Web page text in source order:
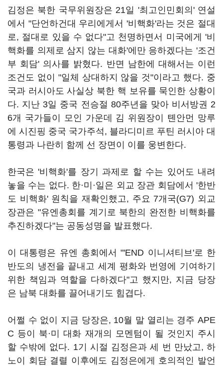
김정은 북한 국무위원장은 21일 '최고인민회의' 연설
에서 "단언하건대 우리에게서 '비핵화'라는 것은 절대
로, 절대로 있을 수 없다"고 천명하면서 미국에게 '비
핵화를 의제로 삼지 않는 대화'에만 응하겠다는 '조건
부 회담' 의사를 밝혔다. 반면 남한에 대해서는 이런
조건도 없이 "일체 상대하지 않을 것"이라고 했다. 중
국과 러시아도 사실상 북한 핵 보유를 묵인한 상황이
다. 지난 3일 중국 전승절 80주년을 맞아 비서방권 2
6개 국가들이 모인 가운데 김 위원장이 톈안먼 망루
에 시진핑 중국 국가주석, 블라디미르 푸틴 러시아 대
통령과 나란히 함께 선 장면이 이를 웅변한다.
한국은 '비핵화'를 장기 과제로 할 수는 있어도 내려
놓을 수는 없다. 한·미·일은 외교 장관 회담에서 '한반
도 비핵화' 원칙을 재확인했고, 주요 7개국(G7) 외교
장관은 "유엔총회를 계기로 북한의 완전한 비핵화를
추진하겠다"는 공동성명을 발표했다.
이 대통령은 유엔 총회에서 "'END 이니셔티브'로 한
반도의 냉전을 끝내고 세계 평화와 번영에 기여하기
위한 책임과 역할을 다하겠다"고 했지만, 지금 당장
은 남북 대화를 끌어내기도 힘겹다.
어쩔 수 없이 지금 당장은, 10월 말 열리는 경주 APE
C 등이 북·미 대화 재개의 모멘텀이 될 것인지 주시
할 수밖에 없다. 1기 시절 김정은과 세 번 만났고, 하
노이 회담 결렬 이후에도 김정은에게 호의적인 발언